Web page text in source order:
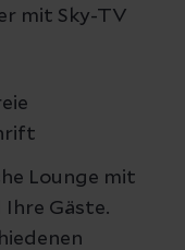
mit Sky-TV
Lounge mit
Gäste.